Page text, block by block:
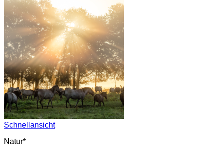
Schnellansicht
Natur*